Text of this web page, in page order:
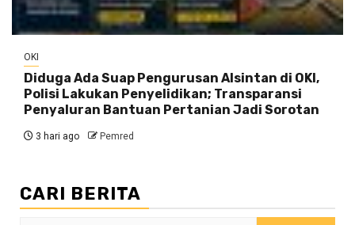
OKI
Diduga Ada Suap Pengurusan Alsintan di OKI,
Polisi Lakukan Penyelidikan; Transparansi
Penyaluran Bantuan Pertanian Jadi Sorotan
3 hari ago Pemred
CARI BERITA